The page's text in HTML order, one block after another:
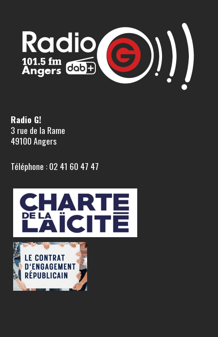
Radio G!
3 rue de la Rame
49100 Angers
Téléphone : 02 41 60 47 47